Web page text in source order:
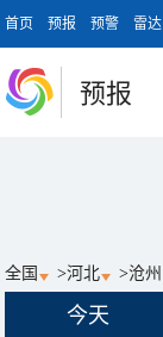
首页 预报 预警 雷达
预报
全国 >河北 >沧州
今天